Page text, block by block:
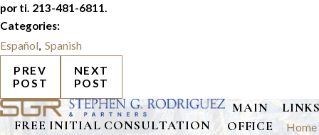
por ti. 213-481-6811.
Categories:
Español, Spanish
PREV
POST
NEXT
POST
FREE INITIAL CONSULTATION
MAIN
OFFICE
Home